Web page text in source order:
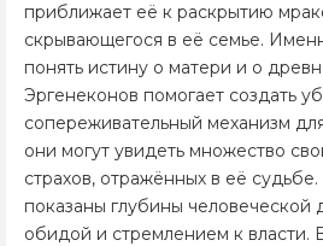
приближает её к раскрытию
скрывающегося в её семье.
понять истину о матери и о
Эргенеконов помогает создать
сопереживательный механизм
они могут увидеть множество
страхов, отражённых в её
показаны глубины человеческой
обидой и стремлением к власти.